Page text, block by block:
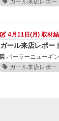
ガール来店レポー
4月11日(月) 取材
ガール来店レポー
パーラーニューギン
ガール来店レポー